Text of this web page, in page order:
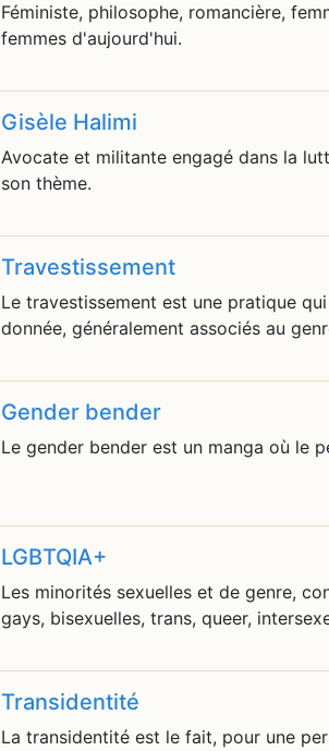
Féministe, philosophe, romancière,
femmes d'aujourd'hui.
Gisèle Halimi
Avocate et militante engagé dans la
son thème.
Travestissement
Le travestissement est une pratique
donnée, généralement associés au
Gender bender
Le gender bender est un manga où le
LGBTQIA+
Les minorités sexuelles et de genre,
gays, bisexuelles, trans, queer,
Transidentité
La transidentité est le fait, pour une